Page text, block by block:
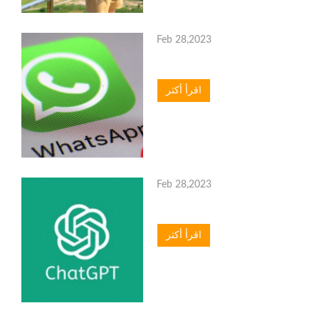
Feb 28,2023
اقرأ أكثر
Feb 28,2023
اقرأ أكثر